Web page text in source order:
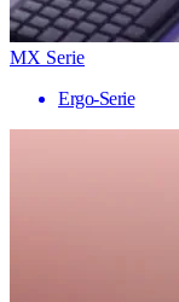
MX Serie
Ergo-Serie